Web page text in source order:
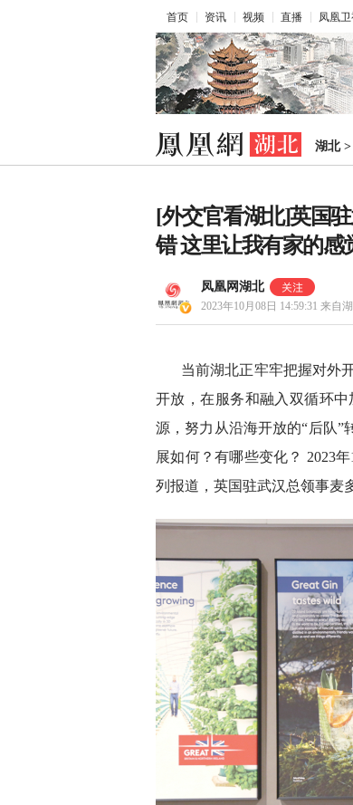
首页 资讯 视频 直播 凤凰
湖北>
[外交官看湖北]英国
错 这里让我有家的感
凤凰网湖北
2023年10月08日 14:59:31 来自
当前湖北正牢牢把握对外
开放，在服务和融入双循环
源，努力从沿海开放的“后队”
展如何？有哪些变化？ 2023
列报道，英国驻武汉总领事麦